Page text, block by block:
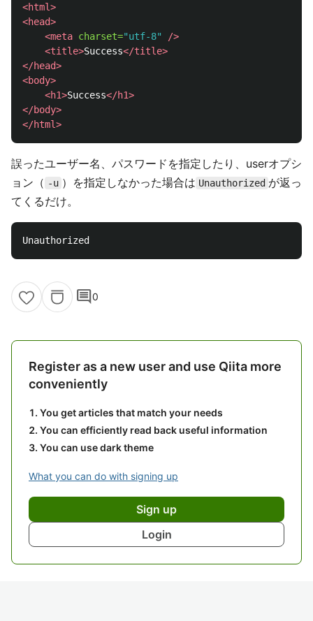
<html>
<head>
<meta charset="utf-8"
/>
<title>Success</title>
</head>
<body>
<h1>Success</h1>
</body>
</html>
誤ったユーザー名、パスワードを指定したり、userオプシ
ョン（ -u ）を指定しなかった場合は Unauthorized が返っ
てくるだけ。
comment0
Register as a new user and use Qiita more
conveniently
You get articles that match your needs
You can efficiently read back useful information
You can use dark theme
What you can do with signing up
Sign up
Login